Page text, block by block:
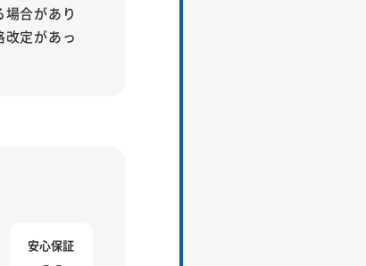
合があり
定があっ
安心保証